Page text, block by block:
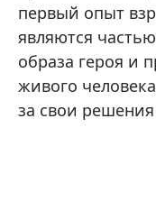
первый опыт
являются
образа героя и
живого
за свои